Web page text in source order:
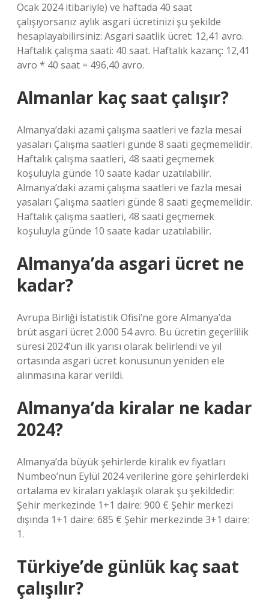
Ocak 2024 itibariyle) ve haftada 40 saat
çalışıyorsanız aylık asgari ücretinizi şu şekilde
hesaplayabilirsiniz: Asgari saatlik ücret: 12,41 avro.
Haftalık çalışma saati: 40 saat. Haftalık kazanç: 12,41
avro * 40 saat = 496,40 avro.
Almanlar kaç saat çalışır?
Almanya’daki azami çalışma saatleri ve fazla mesai
yasaları Çalışma saatleri günde 8 saati geçmemelidir.
Haftalık çalışma saatleri, 48 saati geçmemek
koşuluyla günde 10 saate kadar uzatılabilir.
Almanya’daki azami çalışma saatleri ve fazla mesai
yasaları Çalışma saatleri günde 8 saati geçmemelidir.
Haftalık çalışma saatleri, 48 saati geçmemek
koşuluyla günde 10 saate kadar uzatılabilir.
Almanya’da asgari ücret ne
kadar?
Avrupa Birliği İstatistik Ofisi’ne göre Almanya’da
brüt asgari ücret 2.000 54 avro. Bu ücretin geçerlilik
süresi 2024’ün ilk yarısı olarak belirlendi ve yıl
ortasında asgari ücret konusunun yeniden ele
alınmasına karar verildi.
Almanya’da kiralar ne kadar
2024?
Almanya’da büyük şehirlerde kiralık ev fiyatları
Numbeo’nun Eylül 2024 verilerine göre şehirlerdeki
ortalama ev kiraları yaklaşık olarak şu şekildedir:
Şehir merkezinde 1+1 daire: 900 € Şehir merkezi
dışında 1+1 daire: 685 € Şehir merkezinde 3+1 daire:
1.
Türkiye’de günlük kaç saat
çalışılır?